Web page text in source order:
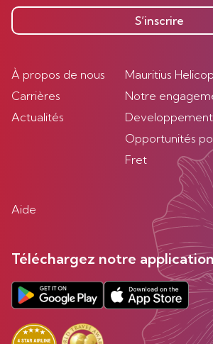
S’inscrire
À propos de nous
Carrières
Actualités
Mauritius
Notre
Opportunités
Fret
Aide
Téléchargez notre application